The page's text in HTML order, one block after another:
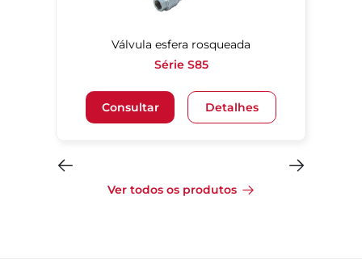
Válvula esfera rosqueada
Série S85
Consultar Detalhes
Ver todos os produtos